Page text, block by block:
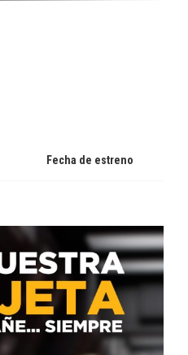
Fecha de estreno